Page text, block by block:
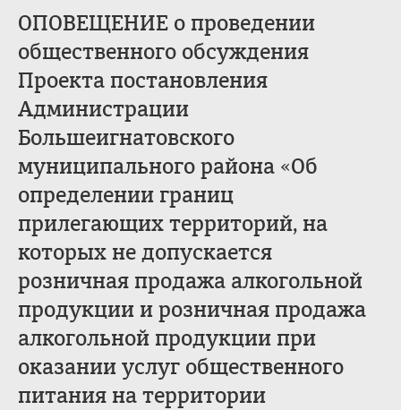
ОПОВЕЩЕНИЕ о проведении
общественного обсуждения
Проекта постановления
Администрации
Большеигнатовского
муниципального района «Об
определении границ
прилегающих территорий, на
которых не допускается
розничная продажа алкогольной
продукции и розничная продажа
алкогольной продукции при
оказании услуг общественного
питания на территории